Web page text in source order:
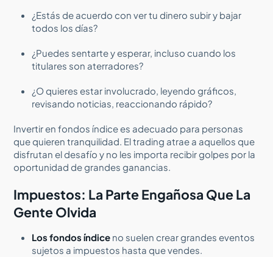
¿Estás de acuerdo con ver tu dinero subir y bajar
todos los días?
¿Puedes sentarte y esperar, incluso cuando los
titulares son aterradores?
¿O quieres estar involucrado, leyendo gráficos,
revisando noticias, reaccionando rápido?
Invertir en fondos índice es adecuado para personas
que quieren tranquilidad. El trading atrae a aquellos que
disfrutan el desafío y no les importa recibir golpes por la
oportunidad de grandes ganancias.
Impuestos: La Parte Engañosa Que La
Gente Olvida
Los fondos índice no suelen crear grandes eventos
sujetos a impuestos hasta que vendes.